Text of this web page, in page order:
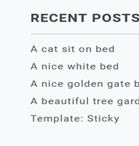
Instalasi aktif
Versi PHP
Halaman utama tema